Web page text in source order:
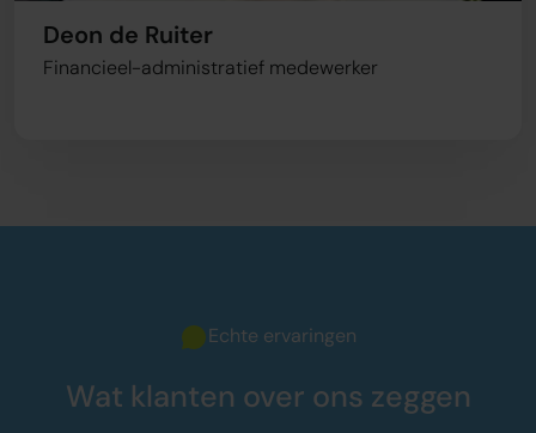
Deon de Ruiter
Financieel-administratief medewerker
Echte ervaringen
Wat klanten over ons zeggen